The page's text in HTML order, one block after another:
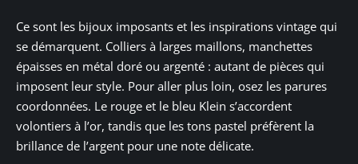
Ce sont les bijoux imposants et les inspirations vintage qui
se démarquent. Colliers à larges maillons, manchettes
épaisses en métal doré ou argenté : autant de pièces qui
imposent leur style. Pour aller plus loin, osez les parures
coordonnées. Le rouge et le bleu Klein s’accordent
volontiers à l’or, tandis que les tons pastel préfèrent la
brillance de l’argent pour une note délicate.